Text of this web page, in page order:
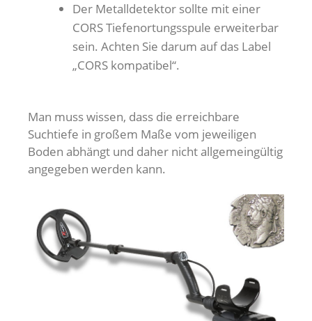
Der Metalldetektor sollte mit einer
CORS Tiefenortungsspule erweiterbar
sein. Achten Sie darum auf das Label
„CORS kompatibel“.
Man muss wissen, dass die erreichbare
Suchtiefe in großem Maße vom jeweiligen
Boden abhängt und daher nicht allgemeingültig
angegeben werden kann.